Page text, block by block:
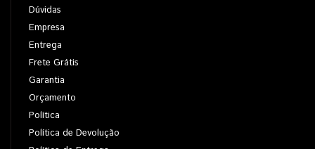
Dúvidas
Empresa
Entrega
Frete Grátis
Garantia
Orçamento
Política
Política de Devolução